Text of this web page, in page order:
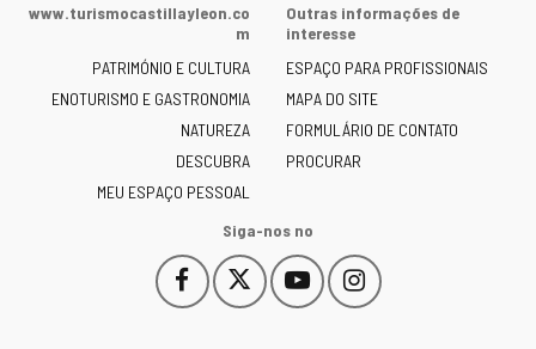
Junta
Castilla
y
León
-
www.turismocastillayleon.co
m
PATRIMÓNIO E CULTURA
ENOTURISMO E GASTRONOMIA
NATUREZA
DESCUBRA
MEU ESPAÇO PESSOAL
Outras informações de
interesse
ESPAÇO PARA PROFISSIONAIS
MAPA DO SITE
FORMULÁRIO DE CONTATO
PROCURAR
Siga-nos no
Facebook
Este
enlace
Este
enlace
YouTube
Este
enlace
Instagram
Este
enlace